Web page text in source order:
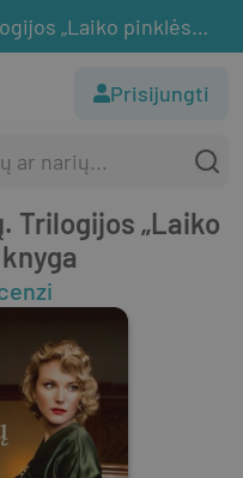
Nepaisant išbandymų. Trilogijos „Laiko pinklės“ 2 knyga
Prisijungti
Trilogijos „Laiko